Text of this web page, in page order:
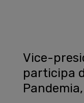
Vice-
participa